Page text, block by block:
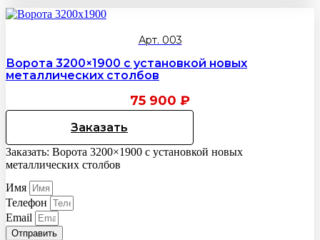
Арт. 003
Ворота 3200×1900 с установкой новых
металлических столбов
75 900 ₽
Заказать
Заказать: Ворота 3200×1900 с установкой новых
металлических столбов
Имя
Телефон
Email
Отправить